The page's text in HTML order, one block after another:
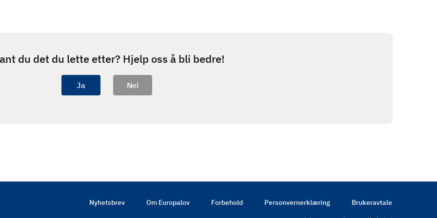
du det du lette etter? Hjelp oss å bli bedre!
Nyhetsbrev Om Europalov Forbehold Personvernerklæring Brukeravtale